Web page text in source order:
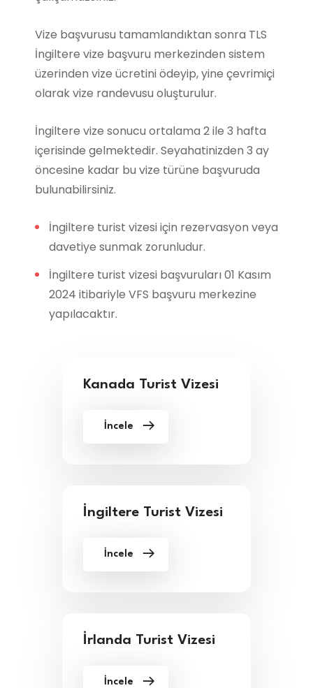
Vize başvurusu tamamlandıktan sonra TLS
İngiltere vize başvuru merkezinden sistem
üzerinden vize ücretini ödeyip, yine çevrimiçi
olarak vize randevusu oluşturulur.
İngiltere vize sonucu ortalama 2 ile 3 hafta
içerisinde gelmektedir. Seyahatinizden 3 ay
öncesine kadar bu vize türüne başvuruda
bulunabilirsiniz.
İngiltere turist vizesi için rezervasyon veya
davetiye sunmak zorunludur.
İngiltere turist vizesi başvuruları 01 Kasım
2024 itibariyle VFS başvuru merkezine
yapılacaktır.
Kanada Turist Vizesi
İncele
İngiltere Turist Vizesi
İncele
İrlanda Turist Vizesi
İncele